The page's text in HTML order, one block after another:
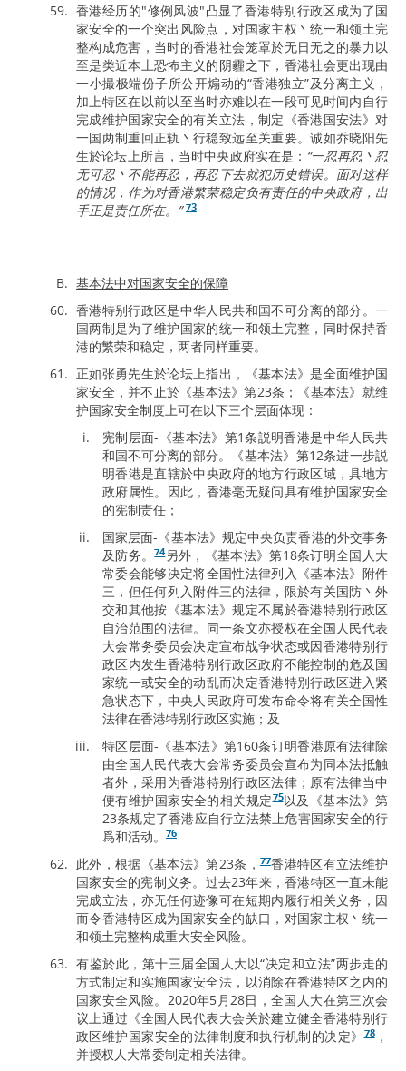
香港经历的"修例风波"凸显了香港特别行政区成为了国
家安全的一个突出风险点，对国家主权丶统一和领土完
整构成危害，当时的香港社会笼罩於无日无之的暴力以
至是类近本土恐怖主义的阴霾之下，香港社会更出现由
一小撮极端份子所公开煽动的“香港独立”及分离主义，
加上特区在以前以至当时亦难以在一段可见时间内自行
完成维护国家安全的有关立法，制定《香港国安法》对
一国两制重回正轨丶行稳致远至关重要。诚如乔晓阳先
生於论坛上所言，当时中央政府实在是： “一忍再忍丶忍
无可忍丶不能再忍，再忍下去就犯历史错误。面对这样
的情况，作为对香港繁荣稳定负有责任的中央政府，出
手正是责任所在。”73
基本法中对国家安全的保障
香港特别行政区是中华人民共和国不可分离的部分。一
国两制是为了维护国家的统一和领土完整，同时保持香
港的繁荣和稳定，两者同样重要。
正如张勇先生於论坛上指出，《基本法》是全面维护国
家安全，并不止於《基本法》第23条；《基本法》就维
护国家安全制度上可在以下三个层面体现：
宪制层面-《基本法》第1条説明香港是中华人民共
和国不可分离的部分。《基本法》第12条进一步説
明香港是直辖於中央政府的地方行政区域，具地方
政府属性。因此，香港毫无疑问具有维护国家安全
的宪制责任；
国家层面-《基本法》规定中央负责香港的外交事务
及防务。74另外，《基本法》第18条订明全国人大
常委会能够决定将全国性法律列入《基本法》附件
三，但任何列入附件三的法律，限於有关国防丶外
交和其他按《基本法》规定不属於香港特别行政区
自治范围的法律。同一条文亦授权在全国人民代表
大会常务委员会决定宣布战争状态或因香港特别行
政区内发生香港特别行政区政府不能控制的危及国
家统一或安全的动乱而决定香港特别行政区进入紧
急状态下，中央人民政府可发布命令将有关全国性
法律在香港特别行政区实施；及
特区层面-《基本法》第160条订明香港原有法律除
由全国人民代表大会常务委员会宣布为同本法抵触
者外，采用为香港特别行政区法律；原有法律当中
便有维护国家安全的相关规定75以及《基本法》第
23条规定了香港应自行立法禁止危害国家安全的行
爲和活动。
76
此外，根据《基本法》第23条，77香港特区有立法维护
国家安全的宪制义务。过去23年来，香港特区一直未能
完成立法，亦无任何迹像可在短期内履行相关义务，因
而令香港特区成为国家安全的缺口，对国家主权丶统一
和领土完整构成重大安全风险。
有鉴於此，第十三届全国人大以“决定和立法”两步走的
方式制定和实施国家安全法，以消除在香港特区之内的
国家安全风险。2020年5月28日，全国人大在第三次会
议上通过《全国人民代表大会关於建立健全香港特别行
政区维护国家安全的法律制度和执行机制的决定》78，
并授权人大常委制定相关法律。